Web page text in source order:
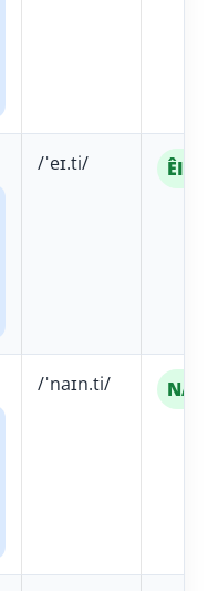
/ˈeɪ.ti/ ÊI-ti
/ˈnaɪn.ti/